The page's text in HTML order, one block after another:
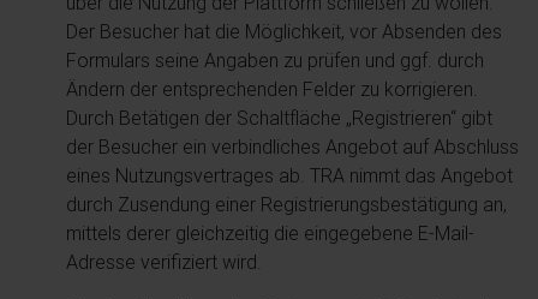
Der Besucher hat die Möglichkeit, vor Absenden des
Formulars seine Angaben zu prüfen und ggf. durch
Ändern der entsprechenden Felder zu korrigieren.
Durch Betätigen der Schaltfläche „Registrieren“ gibt
der Besucher ein verbindliches Angebot auf Abschluss
eines Nutzungsvertrages ab. TRA nimmt das Angebot
durch Zusendung einer Registrierungsbestätigung an,
mittels derer gleichzeitig die eingegebene E-Mail-
Adresse verifiziert wird.